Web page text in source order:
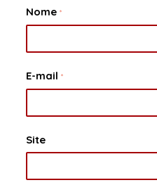
Nome *
E-mail *
Site